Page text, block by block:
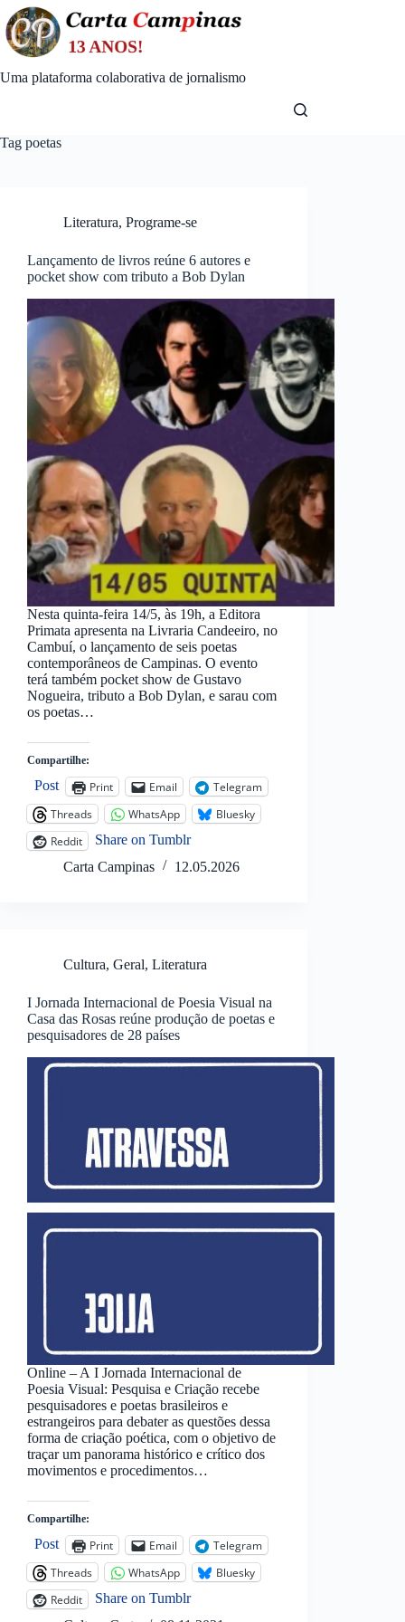
Skip
to
content
Uma plataforma colaborativa de jornalismo
Tag poetas
Literatura, Programe-se
Lançamento de livros reúne 6 autores e
pocket show com tributo a Bob Dylan
Nesta quinta-feira 14/5, às 19h, a Editora
Primata apresenta na Livraria Candeeiro, no
Cambuí, o lançamento de seis poetas
contemporâneos de Campinas. O evento
terá também pocket show de Gustavo
Nogueira, tributo a Bob Dylan, e sarau com
os poetas…
Compartilhe:
Post Print Email
Telegram
Threads
WhatsApp
Bluesky
Reddit
Share on Tumblr
Carta Campinas
12.05.2026
Cultura, Geral, Literatura
I Jornada Internacional de Poesia Visual na
Casa das Rosas reúne produção de poetas e
pesquisadores de 28 países
Online – A I Jornada Internacional de
Poesia Visual: Pesquisa e Criação recebe
pesquisadores e poetas brasileiros e
estrangeiros para debater as questões dessa
forma de criação poética, com o objetivo de
traçar um panorama histórico e crítico dos
movimentos e procedimentos…
Compartilhe:
Post Print Email
Telegram
Threads
WhatsApp
Bluesky
Reddit
Share on Tumblr